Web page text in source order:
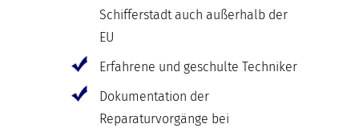
Schifferstadt auch außerhalb der
EU
Erfahrene und geschulte Techniker
Dokumentation der
Reparaturvorgänge bei